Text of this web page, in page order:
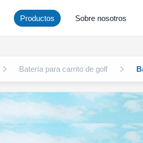
Productos Sobre nosotros
Batería para carrito de golf